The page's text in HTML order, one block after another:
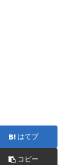
はてブ
コピー